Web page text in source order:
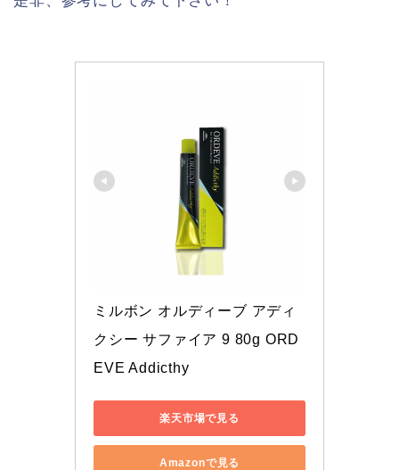
ミルボン オルディーブ アディ
クシー サファイア 9 80g ORD
EVE Addicthy
楽天市場で見る
Amazonで見る